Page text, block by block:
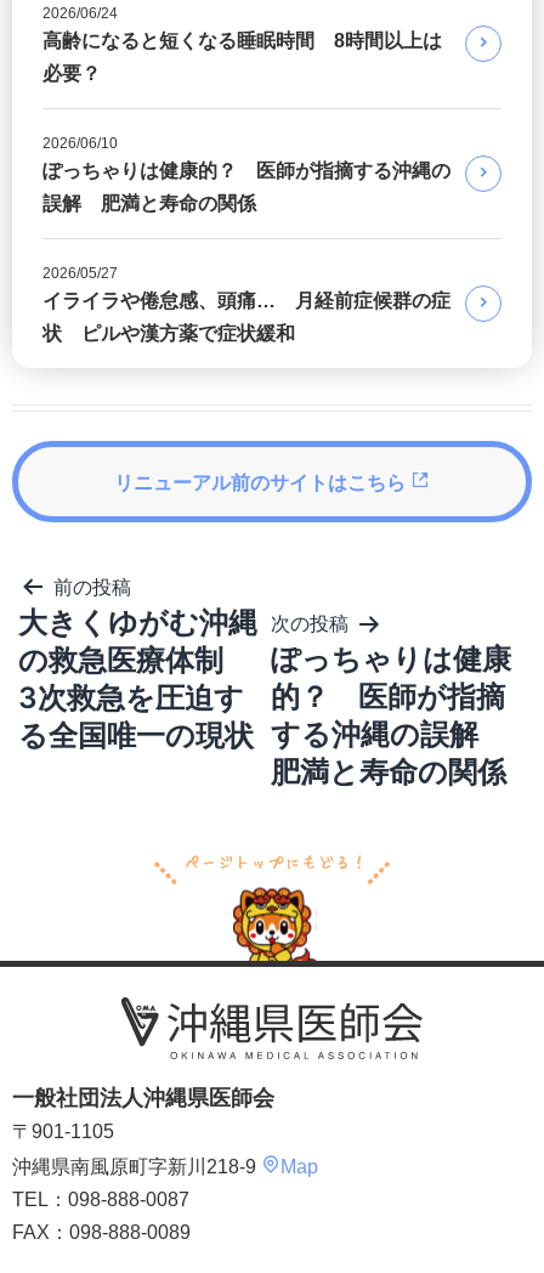
2026/06/24
高齢になると短くなる睡眠時間 8時間以上は
必要？
2026/06/10
ぽっちゃりは健康的？ 医師が指摘する沖縄の
誤解 肥満と寿命の関係
2026/05/27
イライラや倦怠感、頭痛… 月経前症候群の症
状 ピルや漢方薬で症状緩和
リニューアル前のサイトはこちら
投
稿
ナ
ビ
ゲ
ー
シ
ョ
前の投稿
大きくゆがむ沖縄
の救急医療体制
3次救急を圧迫す
る全国唯一の現状
次の投稿
ぽっちゃりは健康
的？ 医師が指摘
する沖縄の誤解
肥満と寿命の関係
一般社団法人沖縄県医師会
〒901-1105
沖縄県南風原町字新川218-9
Map
TEL：098-888-0087
FAX：098-888-0089